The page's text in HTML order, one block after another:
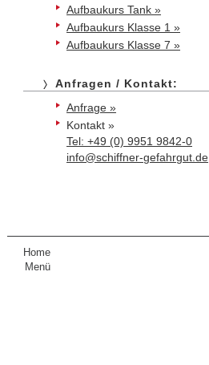
Aufbaukurs Tank »
Aufbaukurs Klasse 1 »
Aufbaukurs Klasse 7 »
Anfragen / Kontakt:
Anfrage »
Kontakt »
Tel: +49 (0) 9951 9842-0
info@schiffner-gefahrgut.de
Home
Menü